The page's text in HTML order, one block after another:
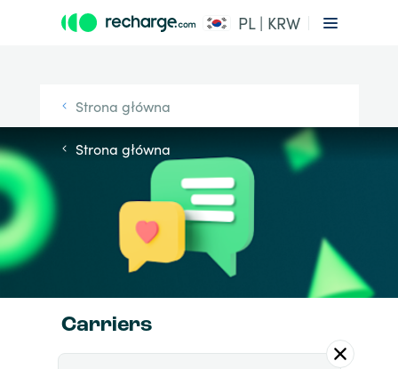
PL | KRW
Strona główna
Strona główna
Carriers